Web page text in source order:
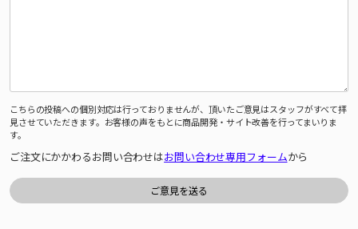
こちらの投稿への個別対応は行っておりませんが、頂いたご意見はスタッフがすべて拝
見させていただきます。お客様の声をもとに商品開発・サイト改善を行ってまいりま
す。
ご注文にかかわるお問い合わせはお問い合わせ専用フォームから